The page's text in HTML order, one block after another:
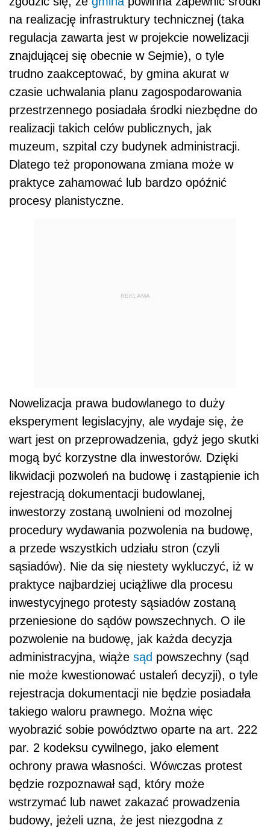
na realizację infrastruktury technicznej (taka
regulacja zawarta jest w projekcie nowelizacji
znajdującej się obecnie w Sejmie), o tyle
trudno zaakceptować, by gmina akurat w
czasie uchwalania planu zagospodarowania
przestrzennego posiadała środki niezbędne do
realizacji takich celów publicznych, jak
muzeum, szpital czy budynek administracji.
Dlatego też proponowana zmiana może w
praktyce zahamować lub bardzo opóźnić
procesy planistyczne.
REKLAMA
Nowelizacja prawa budowlanego to duży
eksperyment legislacyjny, ale wydaje się, że
wart jest on przeprowadzenia, gdyż jego skutki
mogą być korzystne dla inwestorów. Dzięki
likwidacji pozwoleń na budowę i zastąpienie ich
rejestracją dokumentacji budowlanej,
inwestorzy zostaną uwolnieni od mozolnej
procedury wydawania pozwolenia na budowę,
a przede wszystkich udziału stron (czyli
sąsiadów). Nie da się niestety wykluczyć, iż w
praktyce najbardziej uciążliwe dla procesu
inwestycyjnego protesty sąsiadów zostaną
przeniesione do sądów powszechnych. O ile
pozwolenie na budowę, jak każda decyzja
administracyjna, wiąże sąd powszechny (sąd
nie może kwestionować ustaleń decyzji), o tyle
rejestracja dokumentacji nie będzie posiadała
takiego waloru prawnego. Można więc
wyobrazić sobie powództwo oparte na art. 222
par. 2 kodeksu cywilnego, jako element
ochrony prawa własności. Wówczas protest
będzie rozpoznawał sąd, który może
wstrzymać lub nawet zakazać prowadzenia
budowy, jeżeli uzna, że jest niezgodna z